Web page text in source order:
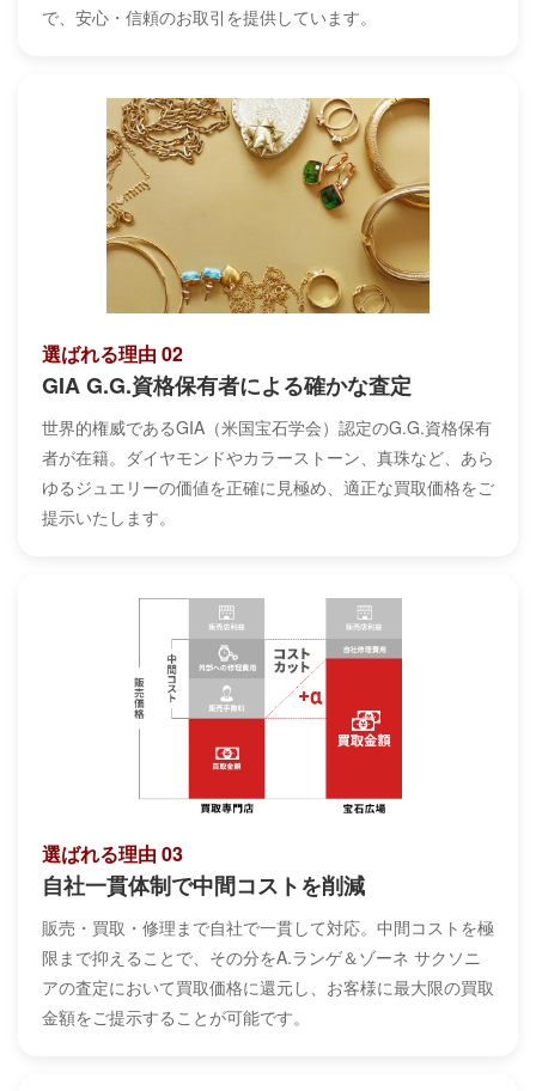
で、安心・信頼のお取引を提供しています。
選ばれる理由 02
GIA G.G.資格保有者による確かな査定
世界的権威であるGIA（米国宝石学会）認定のG.G.資格保有
者が在籍。ダイヤモンドやカラーストーン、真珠など、あら
ゆるジュエリーの価値を正確に見極め、適正な買取価格をご
提示いたします。
選ばれる理由 03
自社一貫体制で中間コストを削減
販売・買取・修理まで自社で一貫して対応。中間コストを極
限まで抑えることで、その分をA.ランゲ＆ゾーネ サクソニ
アの査定において買取価格に還元し、お客様に最大限の買取
金額をご提示することが可能です。